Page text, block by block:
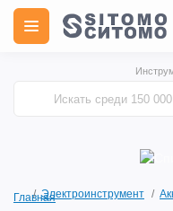
ГлавнаяЭлектроинструмент